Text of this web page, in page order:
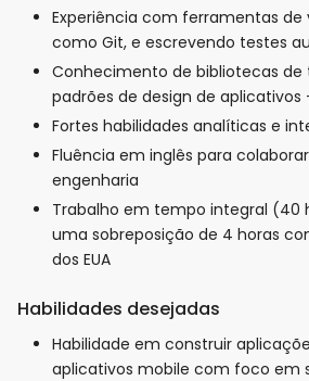
Experiência com ferramentas de
como Git, e escrevendo testes
Conhecimento de bibliotecas de
padrões de design de aplicativos
Fortes habilidades analíticas e
Fluência em inglês para
engenharia
Trabalho em tempo integral (40
uma sobreposição de 4 horas
dos EUA
Habilidades desejadas
Habilidade em construir
aplicativos mobile com foco em